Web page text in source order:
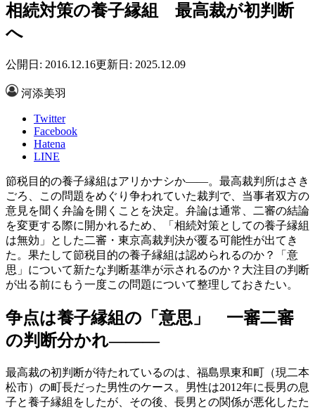
相続対策の養子縁組 最高裁が初判断
へ
公開日: 2016.12.16更新日: 2025.12.09
河添美羽
Twitter
Facebook
Hatena
LINE
節税目的の養子縁組はアリかナシか——。最高裁判所はさき
ごろ、この問題をめぐり争われていた裁判で、当事者双方の
意見を聞く弁論を開くことを決定。弁論は通常、二審の結論
を変更する際に開かれるため、「相続対策としての養子縁組
は無効」とした二審・東京高裁判決が覆る可能性が出てき
た。果たして節税目的の養子縁組は認められるのか？「意
思」について新たな判断基準が示されるのか？大注目の判断
が出る前にもう一度この問題について整理しておきたい。
争点は養子縁組の「意思」 一審二審
の判断分かれ———
最高裁の初判断が待たれているのは、福島県東和町（現二本
松市）の町長だった男性のケース。男性は2012年に長男の息
子と養子縁組をしたが、その後、長男との関係が悪化したた